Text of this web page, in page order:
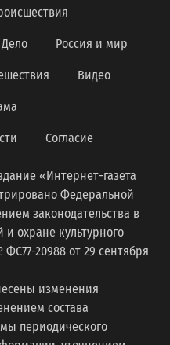
Дело Россия и мир
Видео
Согласие
«Интернет-газета
Федеральной
законодательства в
охране культурного
20988 от 29 сентября
изменения
состава
периодического